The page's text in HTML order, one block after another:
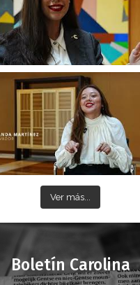
Ver más...
Boletín Carolina